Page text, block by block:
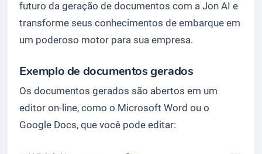
futuro da geração de documentos com a Jon AI e
transforme seus conhecimentos de embarque em
um poderoso motor para sua empresa.
Exemplo de documentos gerados
Os documentos gerados são abertos em um
editor on-line, como o Microsoft Word ou o
Google Docs, que você pode editar: